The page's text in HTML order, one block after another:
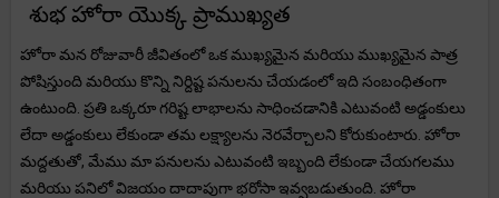
శుభ హోరా యొక్క ప్రాముఖ్యత
హోరా మన రోజువారీ జీవితంలో ఒక ముఖ్యమైన మరియు ముఖ్యమైన పాత్ర
పోషిస్తుంది మరియు కొన్ని నిర్దిష్ట పనులను చేయడంలో ఇది సంబంధితంగా
ఉంటుంది. ప్రతి ఒక్కరూ గరిష్ట లాభాలను సాధించడానికి ఎటువంటి అడ్డంకులు
లేదా అడ్డంకులు లేకుండా తమ లక్ష్యాలను నెరవేర్చాలని కోరుకుంటారు. హోరా
మద్దతుతో, మేము మా పనులను ఎటువంటి ఇబ్బంది లేకుండా చేయగలము
మరియు పనిలో విజయం దాదాపుగా భరోసా ఇవ్వబడుతుంది. హోరా